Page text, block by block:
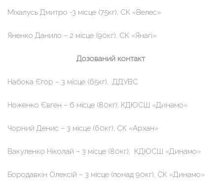
Міхалусь Дмитро -3 місце (75кг), СК «Велес»
Яненко Данило – 2 місце (90кг), СК «Янагі»
Дозований контакт
Набока Єгор – 3 місце (65кг), ДДУВС
Ноженко Євген – 6 місце (80кг), КДЮСШ «Динамо»
Чорний Денис – 3 місце (60кг), СК «Архан»
Вакуленко Ніколай – 3 місце (80кг), КДЮСШ «Динамо»
Бородавкін Олексій – 3 місце (понад 90кг), СК «Динамо»